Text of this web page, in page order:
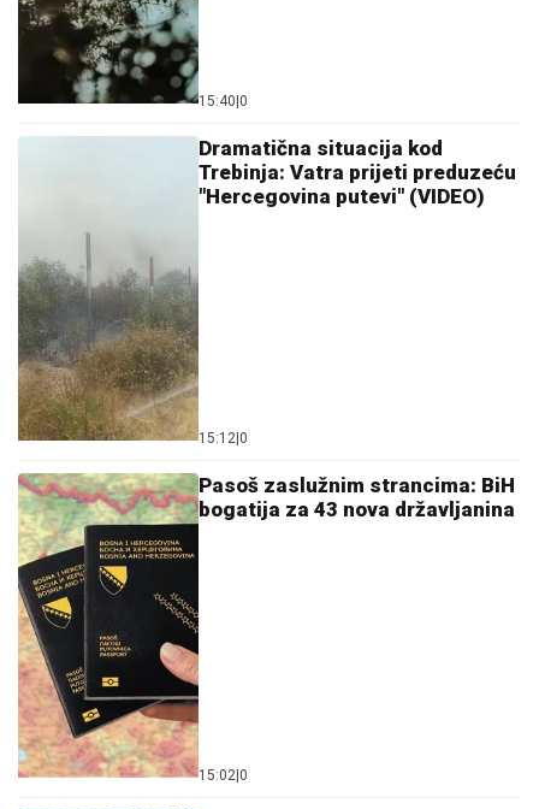
15:40 0
Dramatična situacija kod
Trebinja: Vatra prijeti preduzeću
"Hercegovina putevi" (VIDEO)
15:12 0
Pasoš zaslužnim strancima: BiH
bogatija za 43 nova državljanina
15:02 0